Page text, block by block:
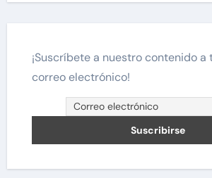
¡Suscríbete a nuestro contenido a
correo electrónico!